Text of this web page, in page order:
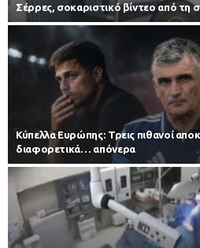
Σέρρες, σοκαριστικό βίντεο από τη
Κύπελλα Ευρώπης: Τρεις πιθανοί
διαφορετικά… απόνερα